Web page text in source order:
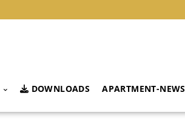
DOWNLOADS APARTMENT-NEWS